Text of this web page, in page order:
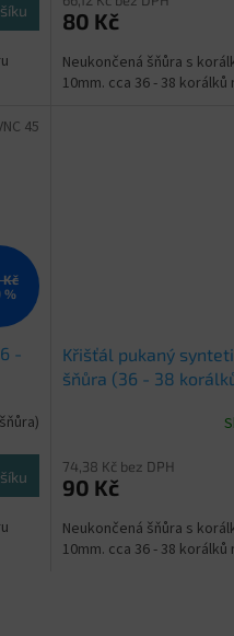
80 Kč
Neukončená šňůra s
10mm. cca 36 - 38 korálků
Kč
%
-
45
Křišťál pukaný
šňůra (36 - 38
74,38 Kč bez DPH
90 Kč
Neukončená šňůra s
10mm. cca 36 - 38 korálků